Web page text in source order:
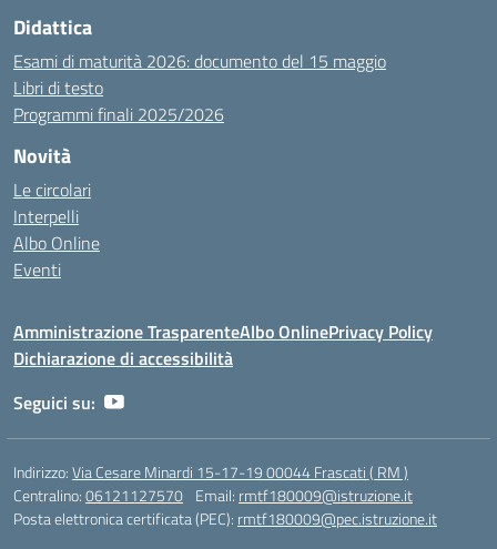
Didattica
Esami di maturità 2026: documento del 15 maggio
Libri di testo
Programmi finali 2025/2026
Novità
Le circolari
Interpelli
Albo Online
Eventi
Amministrazione TrasparenteAlbo OnlinePrivacy Policy
Dichiarazione di accessibilità
Seguici su:
Indirizzo:Via Cesare Minardi 15-17-19 00044 Frascati ( RM )
Centralino:06121127570 Email: rmtf180009@istruzione.it
Posta elettronica certificata (PEC): rmtf180009@pec.istruzione.it